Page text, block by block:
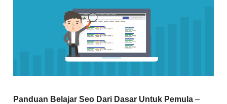
Panduan Belajar Seo Dari Dasar Untuk Pemula –